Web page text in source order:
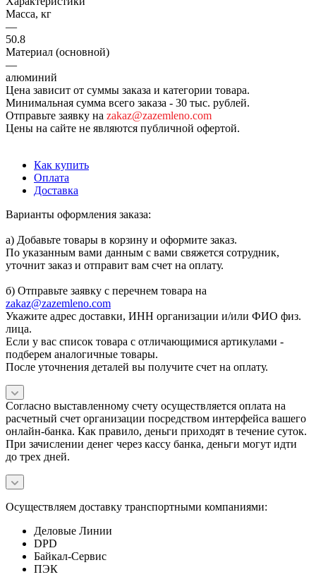
Масса, кг
—
50.8
Материал (основной)
—
алюминий
Цена зависит от суммы заказа и категории товара.
Минимальная сумма всего заказа - 30 тыс. рублей.
Отправьте заявку на zakaz@zazemleno.com
Цены на сайте не являются публичной офертой.
Как купить
Оплата
Доставка
Варианты оформления заказа:
а) Добавьте товары в корзину и оформите заказ.
По указанным вами данным с вами свяжется сотрудник,
уточнит заказ и отправит вам счет на оплату.
б) Отправьте заявку с перечнем товара на
zakaz@zazemleno.com
Укажите адрес доставки, ИНН организации и/или ФИО физ.
лица.
Если у вас список товара с отличающимися артикулами -
подберем аналогичные товары.
После уточнения деталей вы получите счет на оплату.
Согласно выставленному счету осуществляется оплата на
расчетный счет организации посредством интерфейса вашего
онлайн-банка. Как правило, деньги приходят в течение суток.
При зачислении денег через кассу банка, деньги могут идти
до трех дней.
Осуществляем доставку транспортными компаниями:
Деловые Линии
DPD
Байкал-Сервис
ПЭК